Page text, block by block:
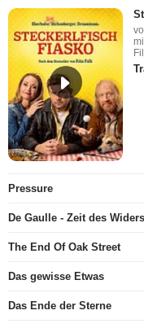
Pressure
De Gaulle - Zeit des
The End Of Oak Street
Das gewisse Etwas
Das Ende der Sterne